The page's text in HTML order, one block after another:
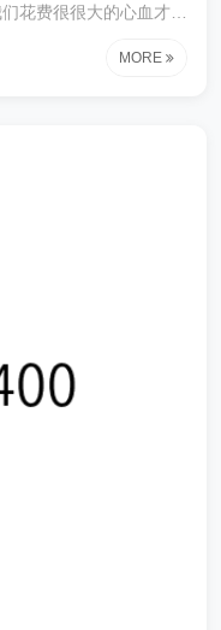
花费很很大的心血才研
时使用钢铁行业解决方
MORE